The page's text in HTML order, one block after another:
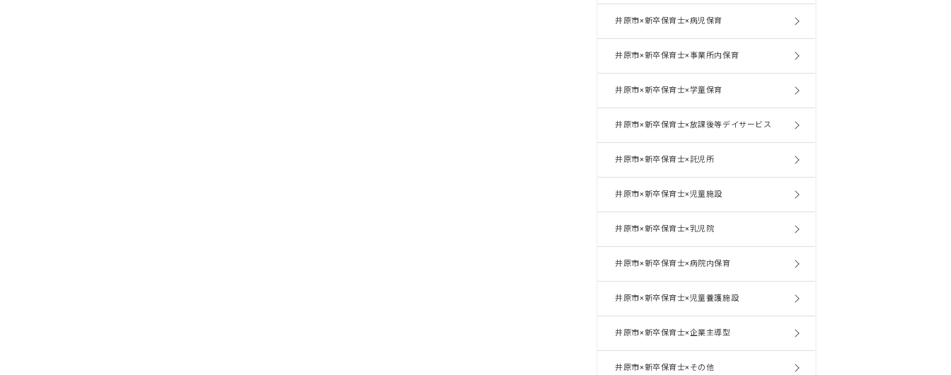
井原市×新卒保育士×病児保育
井原市×新卒保育士×事業所内保育
井原市×新卒保育士×学童保育
井原市×新卒保育士×放課後等デイサービス
井原市×新卒保育士×託児所
井原市×新卒保育士×児童施設
井原市×新卒保育士×乳児院
井原市×新卒保育士×病院内保育
井原市×新卒保育士×児童養護施設
井原市×新卒保育士×企業主導型
井原市×新卒保育士×その他